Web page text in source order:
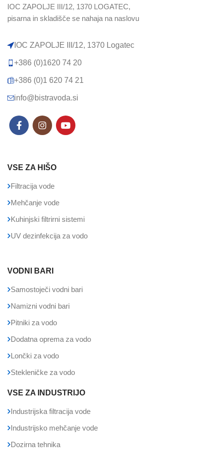
IOC ZAPOLJE III/12, 1370 LOGATEC,
pisarna in skladišče se nahaja na naslovu
IOC ZAPOLJE III/12, 1370 Logatec​
+386 (0)1620 74 20
+386 (0)1 620 74 21
info@bistravoda.si
VSE ZA HIŠO
Filtracija vode
Mehčanje vode
Kuhinjski filtrirni sistemi
UV dezinfekcija za vodo
VODNI BARI
Samostoječi vodni bari
Namizni vodni bari
Pitniki za vodo
Dodatna oprema za vodo
Lončki za vodo
Stekleničke za vodo
VSE ZA INDUSTRIJO
Industrijska filtracija vode
Industrijsko mehčanje vode
Dozirna tehnika